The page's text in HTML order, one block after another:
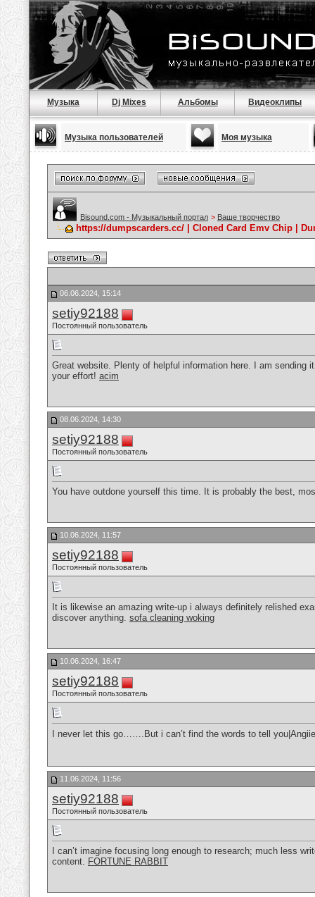
Музыка Dj Mixes Альбомы Видеоклипы
Музыка пользователей Моя музыка
Bisound.com - Музыкальный портал > Ваше творчество
https://dumpscarders.cc/ | Cloned Card Emv Chip |
06.06.2024, 15:14
setiy92188
Постоянный пользователь
Great website. Plenty of helpful information here. I am sending
your effort! acim
08.06.2024, 14:30
setiy92188
Постоянный пользователь
You have outdone yourself this time. It is probably the best,
10.06.2024, 11:57
setiy92188
Постоянный пользователь
It is likewise an amazing write-up i always definitely relished
discover anything. sofa cleaning woking
10.06.2024, 16:47
setiy92188
Постоянный пользователь
I never let this go…….But i can’t find the words to tell
11.06.2024, 11:56
setiy92188
Постоянный пользователь
I can’t imagine focusing long enough to research; much less
content. FORTUNE RABBIT